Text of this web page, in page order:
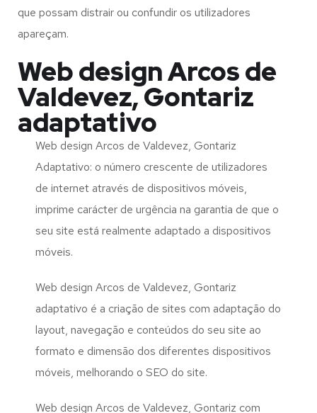
que possam distrair ou confundir os utilizadores
apareçam.
Web design Arcos de
Valdevez, Gontariz
adaptativo
Web design Arcos de Valdevez, Gontariz
Adaptativo: o número crescente de utilizadores
de internet através de dispositivos móveis,
imprime carácter de urgência na garantia de que o
seu site está realmente adaptado a dispositivos
móveis.
Web design Arcos de Valdevez, Gontariz
adaptativo é a criação de sites com adaptação do
layout, navegação e conteúdos do seu site ao
formato e dimensão dos diferentes dispositivos
móveis, melhorando o SEO do site.
Web design Arcos de Valdevez, Gontariz com